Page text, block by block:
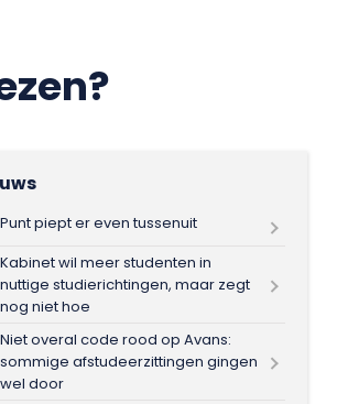
Punt piept er even tussenuit
Kabinet wil meer studenten in
nuttige studierichtingen, maar zegt
nog niet hoe
Niet overal code rood op Avans:
sommige afstudeerzittingen gingen
wel door